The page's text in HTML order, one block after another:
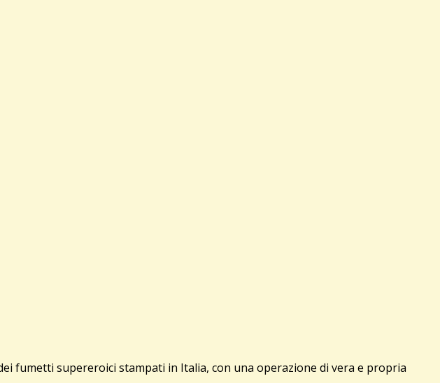
dei fumetti supereroici stampati in Italia, con una operazione di vera e propria